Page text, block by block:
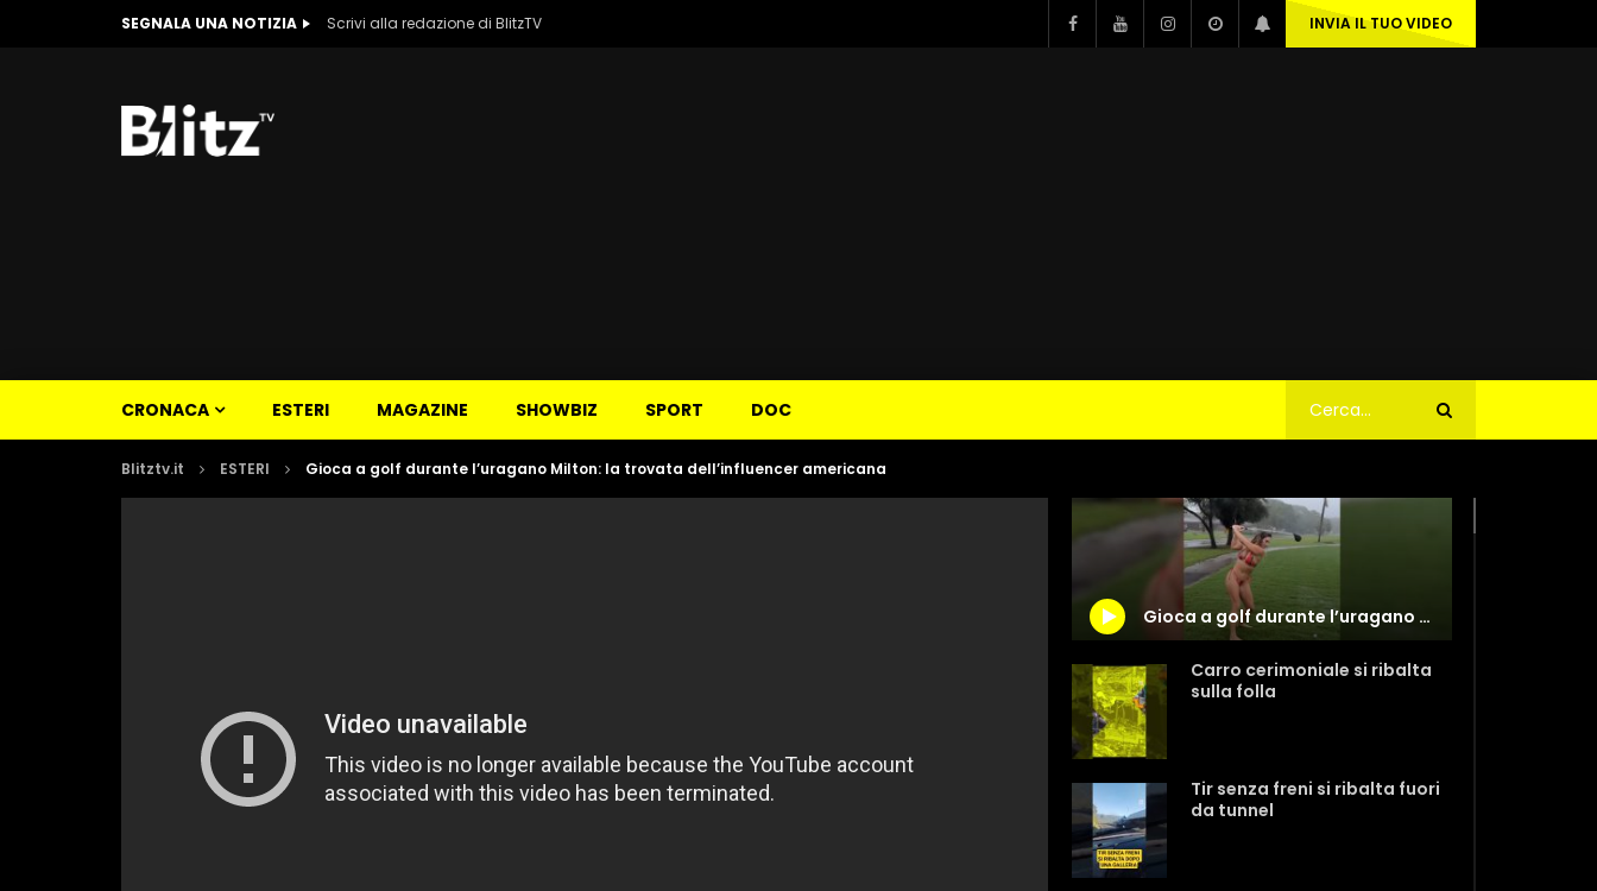
SEGNALA UNA NOTIZIA Scrivi alla redazione di BlitzTV INVIA IL TUO VIDEO
CRONACA ESTERI MAGAZINE SHOWBIZ SPORT DOC
Blitztv.it ESTERI Gioca a golf durante l’uragano Milton: la trovata dell’influencer americana
Gioca a golf durante l’uragano Milton: la trovata dell’influencer americana
Carro cerimoniale si ribalta
sulla folla
Tir senza freni si ribalta fuori
da tunnel